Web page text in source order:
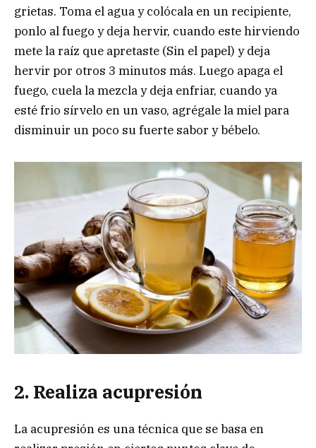
grietas. Toma el agua y colócala en un recipiente,
ponlo al fuego y deja hervir, cuando este hirviendo
mete la raíz que apretaste (Sin el papel) y deja
hervir por otros 3 minutos más. Luego apaga el
fuego, cuela la mezcla y deja enfriar, cuando ya
esté frio sírvelo en un vaso, agrégale la miel para
disminuir un poco su fuerte sabor y bébelo.
2. Realiza acupresión
La acupresión es una técnica que se basa en